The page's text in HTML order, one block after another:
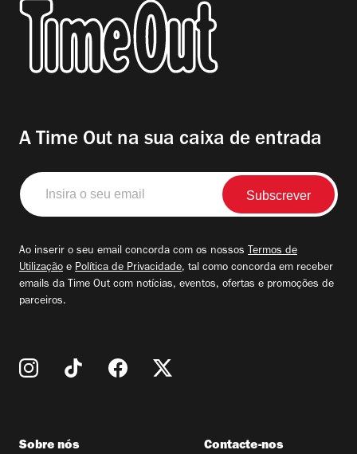
A Time Out na sua caixa de entrada
Insira
o
seu
Ao inserir o seu email concorda com os nossos Termos de
Utilização e Política de Privacidade, tal como concorda em receber
emails da Time Out com notícias, eventos, ofertas e promoções de
parceiros.
Sobre nós Contacte-nos